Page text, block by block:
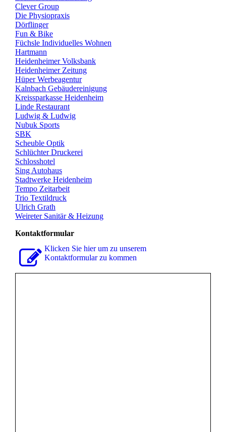
Clever Group
Die Physiopraxis
Dörflinger
Fun & Bike
Füchsle Individuelles Wohnen
Hartmann
Heidenheimer Volksbank
Heidenheimer Zeitung
Hüper Werbeagentur
Kalnbach Gebäudereinigung
Kreissparkasse Heidenheim
Linde Restaurant
Ludwig & Ludwig
Nubuk Sports
SBK
Scheuble Optik
Schlüchter Druckerei
Schlosshotel
Sing Autohaus
Stadtwerke Heidenheim
Tempo Zeitarbeit
Trio Textildruck
Ulrich Grath
Weireter Sanitär & Heizung
Kontaktformular
Klicken Sie hier um zu unserem
Kon­takt­for­mu­lar zu kommen